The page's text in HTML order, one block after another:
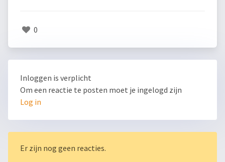
0
Inloggen is verplicht
Om een reactie te posten moet je ingelogd zijn
Log in
Er zijn nog geen reacties.